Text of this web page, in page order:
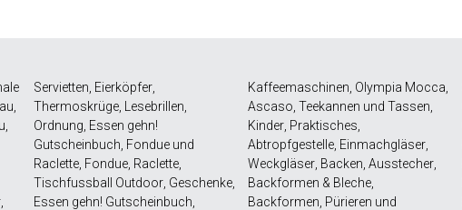
Servietten Eierköpfer
Thermoskrüge
Lesebrillen
Ordnung Essen gehn!
Gutscheinbuch Fondue und
Raclette Fondue Raclette
Tischfussball Outdoor Geschenke
Essen gehn! Gutscheinbuch
Kaffeemaschinen Olympia Mocca
Ascaso Teekannen und Tassen
Kinder Praktisches
Abtropfgestelle Einmachgläser
Weckgläser Backen Ausstecher
Backformen & Bleche
Backformen Pürieren und